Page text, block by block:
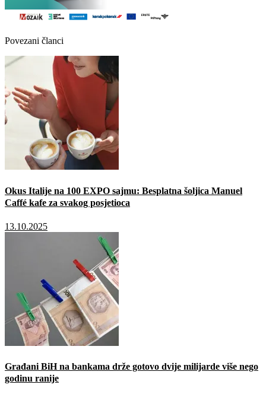
Povezani članci
Okus Italije na 100 EXPO sajmu: Besplatna šoljica Manuel
Caffé kafe za svakog posjetioca
13.10.2025
Građani BiH na bankama drže gotovo dvije milijarde više nego
godinu ranije